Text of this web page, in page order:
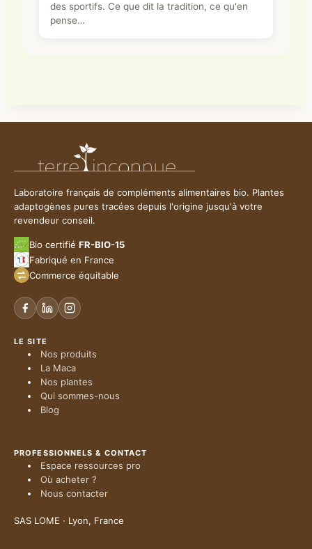
des sportifs. Ce que dit la tradition, ce qu'en
pense…
Laboratoire français de compléments alimentaires bio. Plantes
adaptogènes pures tracées depuis l'origine jusqu'à votre
revendeur conseil.
Bio certifié FR-BIO-15
Fabriqué en France
Commerce équitable
LE SITE
Nos produits
La Maca
Nos plantes
Qui sommes-nous
Blog
PROFESSIONNELS & CONTACT
Espace ressources pro
Où acheter ?
Nous contacter
SAS LOME · Lyon, France